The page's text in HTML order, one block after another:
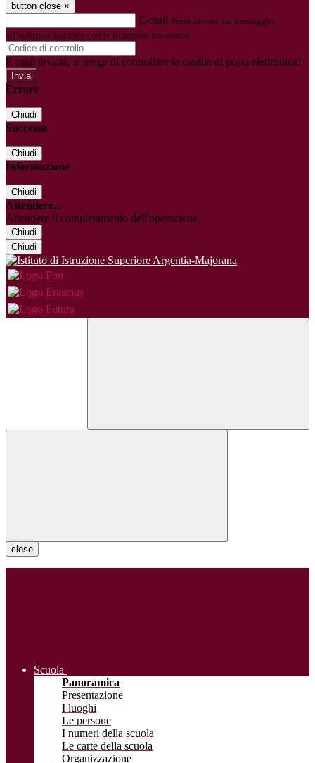
button close ×
E-mail Verrà inviato un messaggio
all'indirizzo indicato con le istruzioni necessarie.
E-mail inviata, si prega di controllare la casella di posta elettronica!
Errore
Chiudi
Successo
Chiudi
Informazione
Chiudi
Attendere...
Attendere il completamento dell'operazione...
Chiudi
Chiudi
close
Scuola
Panoramica
Presentazione
I luoghi
Le persone
I numeri della scuola
Le carte della scuola
Organizzazione